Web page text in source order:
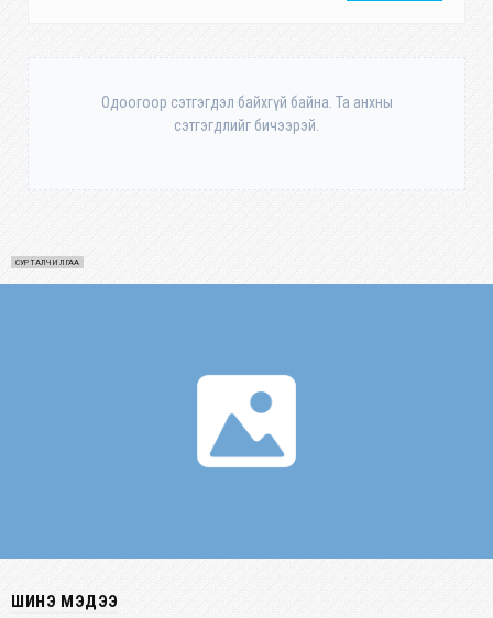
Одоогоор сэтгэгдэл байхгүй байна. Та анхны
сэтгэгдлийг бичээрэй.
СУРТАЛЧИЛГАА
ШИНЭ МЭДЭЭ